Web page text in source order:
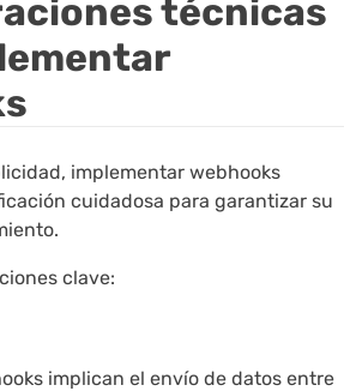
técnicas
implementar webhooks
cuidadosa para garantizar su
clave:
implican el envío de datos entre